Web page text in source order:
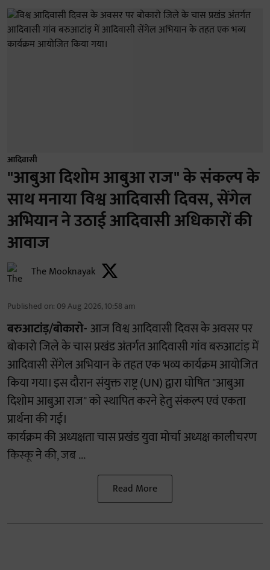
आदिवासी
"आबुआ दिशोम आबुआ राज" के संकल्प के
साथ मनाया विश्व आदिवासी दिवस, सेंगेल
अभियान ने उठाई आदिवासी अधिकारों की
आवाज
The Mooknayak
Published on: 09 Aug 2026, 10:58 am
बरुआटांड़/बोकारो-आज विश्व आदिवासी दिवस के अवसर पर
बोकारो जिले के चास प्रखंड अंतर्गत आदिवासी गांव बरुआटांड़ में
आदिवासी सेंगेल अभियान के तहत एक भव्य कार्यक्रम आयोजित
किया गया। इस दौरान संयुक्त राष्ट्र (UN) द्वारा घोषित "आबुआ
दिशोम आबुआ राज" को स्थापित करने हेतु संकल्प एवं एकता
प्रार्थना की गई।
कार्यक्रम की अध्यक्षता चास प्रखंड युवा मोर्चा अध्यक्ष कालीचरण
किस्कू ने की, जब ...
Read More